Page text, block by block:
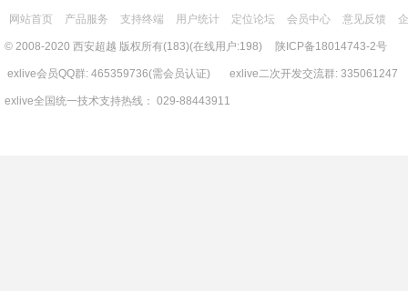
网站首页 产品服务 支持终端 用户统计 定位论坛 会员中心 意见反馈
© 2008-2020 西安超越 版权所有(183)(在线用户:198) 陕ICP备18014743-2号
exlive会员QQ群: 465359736(需会员认证) exlive二次开发交流群: 335061247
exlive全国统一技术支持热线： 029-88443911